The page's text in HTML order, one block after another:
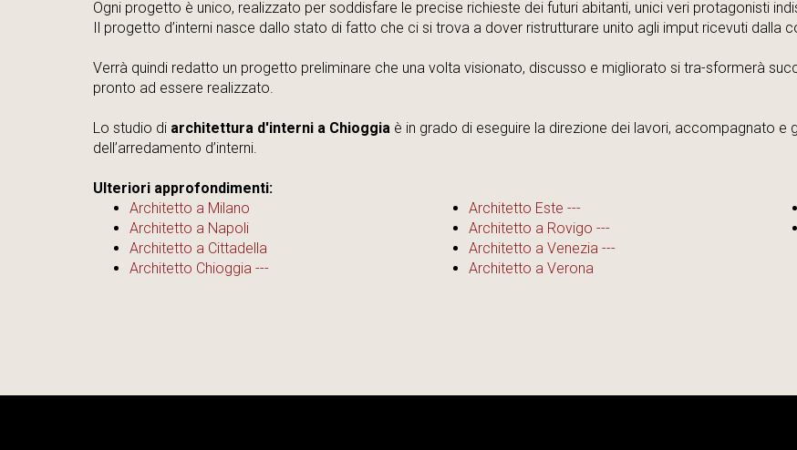
Ogni progetto è unico, realizzato per soddisfare le precise richieste dei futuri abitanti, unici veri protagonisti
Il progetto d’interni nasce dallo stato di fatto che ci si trova a dover ristrutturare unito agli imput ricevuti dalla
Verrà quindi redatto un progetto preliminare che una volta visionato, discusso e migliorato si tra-sformerà
pronto ad essere realizzato.
Lo studio di architettura d'interni a Chioggia è in grado di eseguire la direzione dei lavori, accompagnato e
dell’arredamento d’interni.
Ulteriori approfondimenti:
Architetto a Milano
Architetto a Napoli
Architetto a Cittadella
Architetto Chioggia ---
Architetto Este ---
Architetto a Rovigo ---
Architetto a Venezia ---
Architetto a Verona